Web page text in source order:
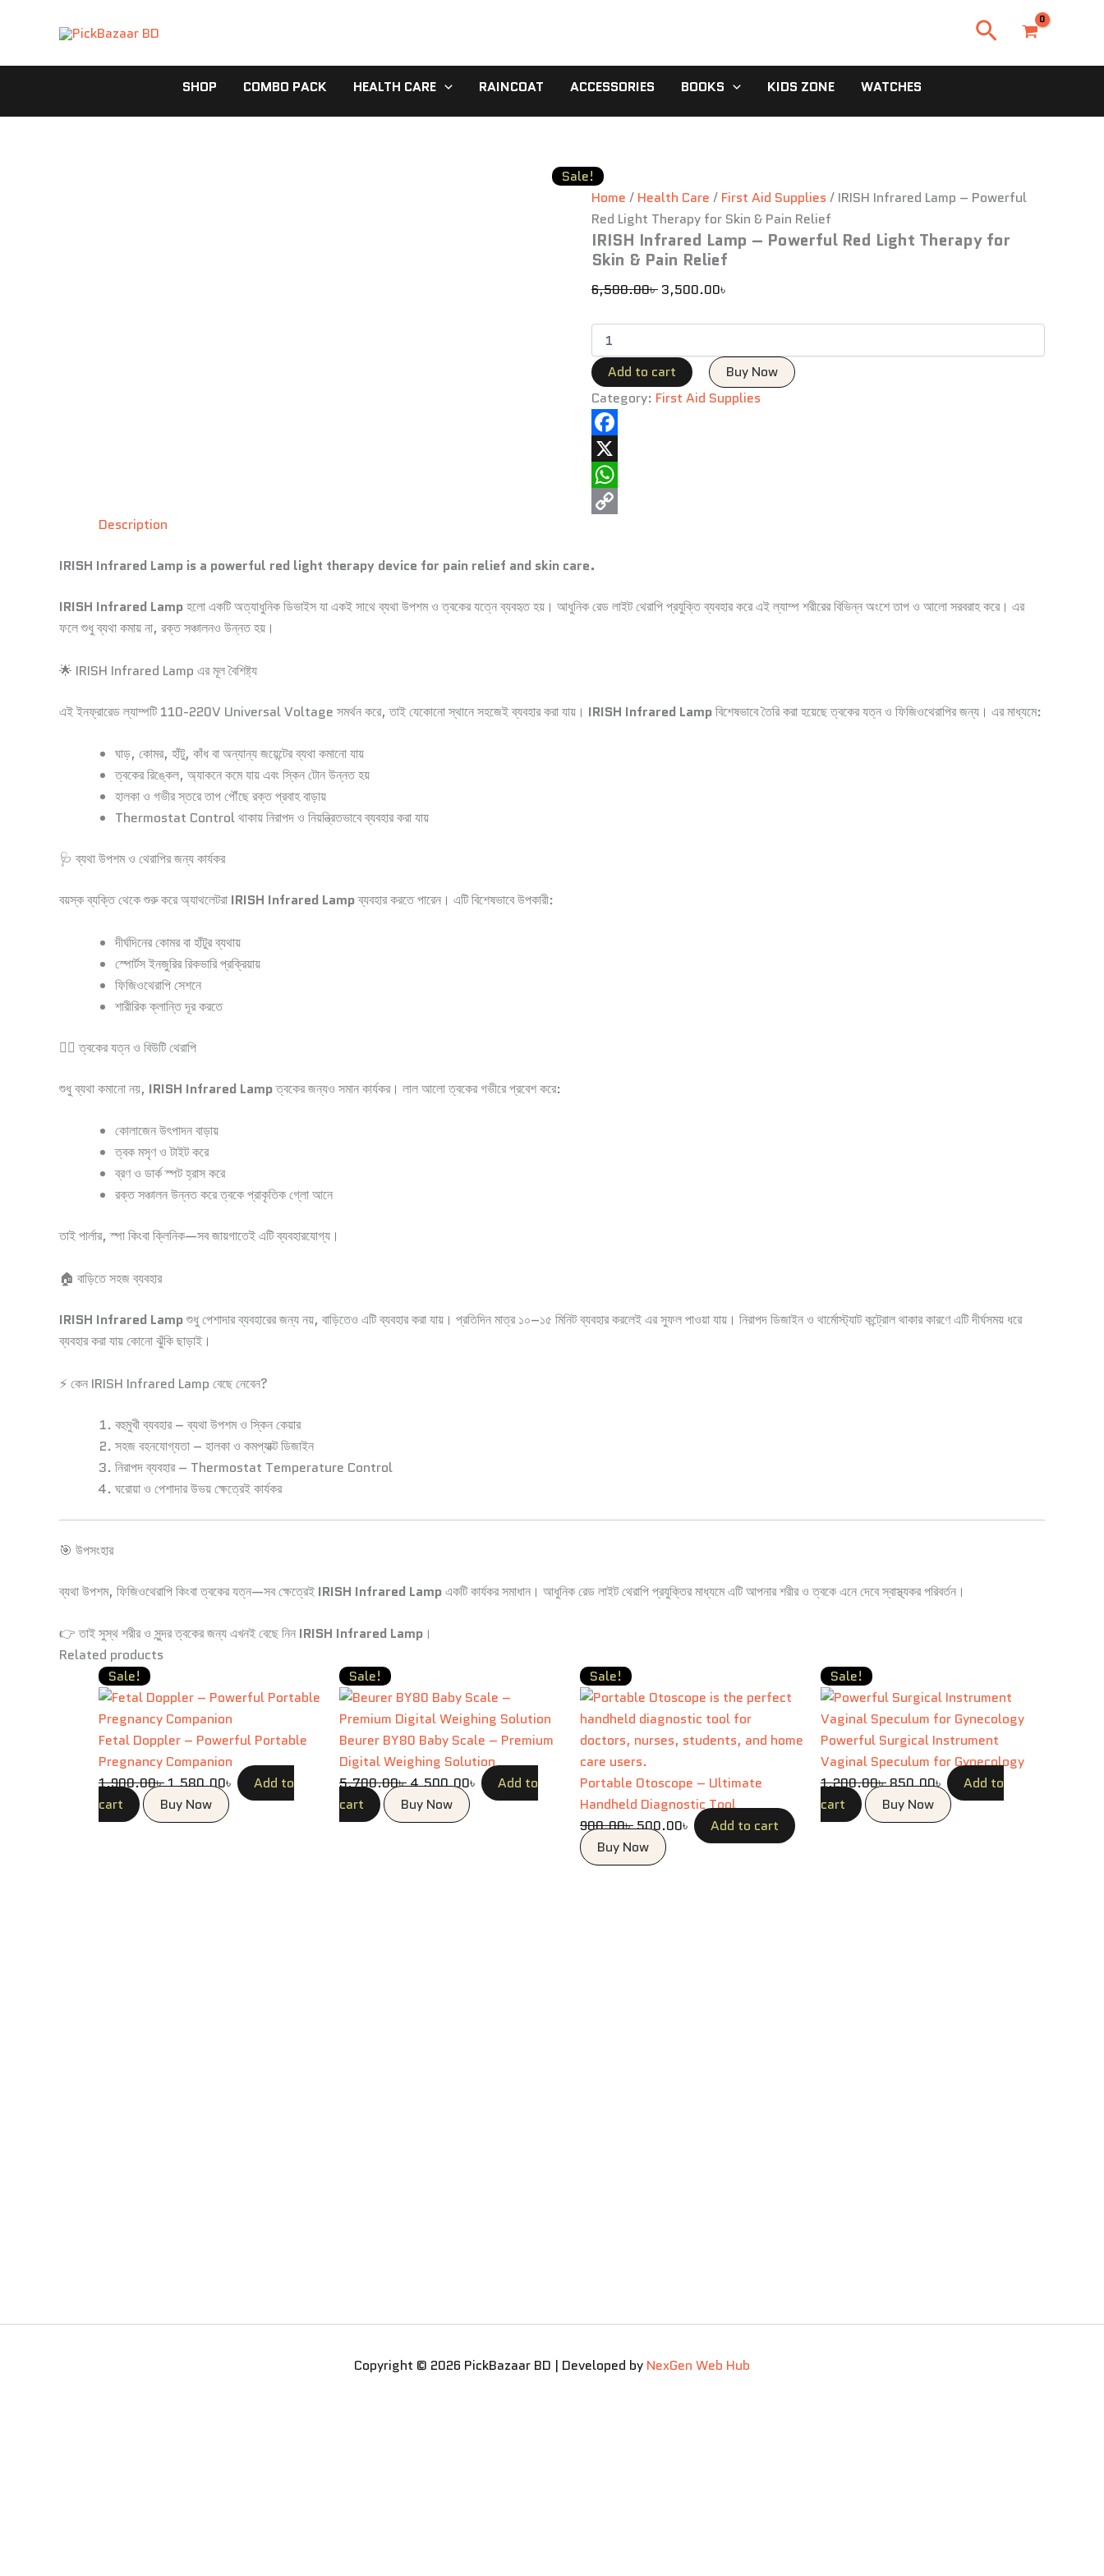
Search
SHOP COMBO PACK HEALTH CARE RAINCOAT ACCESSORIES BOOKS KIDS ZONE WATCHES
Sale!
Home / Health Care / First Aid Supplies / IRISH Infrared Lamp – Powerful
Red Light Therapy for Skin & Pain Relief
IRISH Infrared Lamp – Powerful Red Light Therapy for
Skin & Pain Relief
6,500.00৳ 3,500.00৳
Red
&
Pain
Relief
quantity
Add to cart
Buy Now
Category: First Aid Supplies
Facebook
X
WhatsApp
Description
IRISH Infrared Lamp is a powerful red light therapy device for pain relief and skin care.
IRISH Infrared Lampহলো একটি অত্যাধুনিক ডিভাইস যা একই সাথে ব্যথা উপশম ও ত্বকের যত্নে ব্যবহৃত হয়। আধুনিক রেড লাইট থেরাপি প্রযুক্তি ব্যবহার করে এই ল্যাম্প শরীরের বিভিন্ন অংশে তাপ ও আলো সরবরাহ করে। এর
ফলে শুধু ব্যথা কমায় না, রক্ত সঞ্চালনও উন্নত হয়।
🌟 IRISH Infrared Lamp এর মূল বৈশিষ্ট্য
এই ইনফ্রারেড ল্যাম্পটি 110-220V Universal Voltage সমর্থন করে, তাই যেকোনো স্থানে সহজেই ব্যবহার করা যায়। IRISH Infrared Lampবিশেষভাবে তৈরি করা হয়েছে ত্বকের যত্ন ও ফিজিওথেরাপির জন্য। এর মাধ্যমে:
ঘাড়, কোমর, হাঁটু, কাঁধ বা অন্যান্য জয়েন্টের ব্যথা কমানো যায়
ত্বকের রিঙ্কেল, অ্যাকনে কমে যায় এবং স্কিন টোন উন্নত হয়
হালকা ও গভীর স্তরে তাপ পৌঁছে রক্ত প্রবাহ বাড়ায়
Thermostat Control থাকায় নিরাপদ ও নিয়ন্ত্রিতভাবে ব্যবহার করা যায়
🩺 ব্যথা উপশম ও থেরাপির জন্য কার্যকর
বয়স্ক ব্যক্তি থেকে শুরু করে অ্যাথলেটরা IRISH Infrared Lampব্যবহার করতে পারেন। এটি বিশেষভাবে উপকারী:
দীর্ঘদিনের কোমর বা হাঁটুর ব্যথায়
স্পোর্টস ইনজুরির রিকভারি প্রক্রিয়ায়
ফিজিওথেরাপি সেশনে
শারীরিক ক্লান্তি দূর করতে
💆‍♀️ ত্বকের যত্ন ও বিউটি থেরাপি
শুধু ব্যথা কমানো নয়, IRISH Infrared Lampত্বকের জন্যও সমান কার্যকর। লাল আলো ত্বকের গভীরে প্রবেশ করে:
কোলাজেন উৎপাদন বাড়ায়
ত্বক মসৃণ ও টাইট করে
ব্রণ ও ডার্ক স্পট হ্রাস করে
রক্ত সঞ্চালন উন্নত করে ত্বকে প্রাকৃতিক গ্লো আনে
তাই পার্লার, স্পা কিংবা ক্লিনিক—সব জায়গাতেই এটি ব্যবহারযোগ্য।
🏠 বাড়িতে সহজ ব্যবহার
IRISH Infrared Lampশুধু পেশাদার ব্যবহারের জন্য নয়, বাড়িতেও এটি ব্যবহার করা যায়। প্রতিদিন মাত্র ১০–১৫ মিনিট ব্যবহার করলেই এর সুফল পাওয়া যায়। নিরাপদ ডিজাইন ও থার্মোস্ট্যাট কন্ট্রোল থাকার কারণে এটি দীর্ঘসময় ধরে
ব্যবহার করা যায় কোনো ঝুঁকি ছাড়াই।
⚡ কেন IRISH Infrared Lamp বেছে নেবেন?
বহুমুখী ব্যবহার – ব্যথা উপশম ও স্কিন কেয়ার
সহজ বহনযোগ্যতা – হালকা ও কমপ্যাক্ট ডিজাইন
নিরাপদ ব্যবহার – Thermostat Temperature Control
ঘরোয়া ও পেশাদার উভয় ক্ষেত্রেই কার্যকর
🎯 উপসংহার
ব্যথা উপশম, ফিজিওথেরাপি কিংবা ত্বকের যত্ন—সব ক্ষেত্রেই IRISH Infrared Lampএকটি কার্যকর সমাধান। আধুনিক রেড লাইট থেরাপি প্রযুক্তির মাধ্যমে এটি আপনার শরীর ও ত্বকে এনে দেবে স্বাস্থ্যকর পরিবর্তন।
👉 তাই সুস্থ শরীর ও সুন্দর ত্বকের জন্য এখনই বেছে নিন IRISH Infrared Lamp ।
Related products
Sale!
Fetal Doppler – Powerful Portable
Pregnancy Companion
1,900.00৳
price
was:
1,900.00৳ .
1,580.00৳
price
1,580.00৳ .
Add to
cart
Buy Now
Sale!
Beurer BY80 Baby Scale – Premium
Digital Weighing Solution
5,700.00৳
price
was:
5,700.00৳ .
4,500.00৳
price
is:
4,500.00৳ .
Add to
cart
Buy Now
Sale!
Portable Otoscope – Ultimate
Handheld Diagnostic Tool
900.00৳
price
was:
900.00৳ .
500.00৳
price
is:
500.00৳ .
Add to cart
Buy Now
Sale!
Powerful Surgical Instrument
Vaginal Speculum for Gynecology
1,200.00৳
price
was:
1,200.00৳ .
850.00৳
price
is:
850.00৳ .
Add to
cart
Buy Now
Copyright © 2026 PickBazaar BD | Developed by NexGen Web Hub